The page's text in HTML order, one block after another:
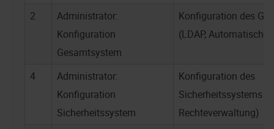
2
Administrator:
Konfiguration
Gesamtsystem
Konfiguration des
(LDAP, Automatische
4
Administrator:
Konfiguration
Sicherheitssystem
Konfiguration des
Sicherheitssystems
Rechteverwaltung)